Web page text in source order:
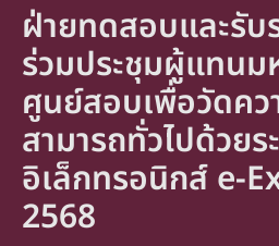
ฝ่ายทดสอบและรับ
ร่วมประชุมผู้แทนม
ศูนย์สอบเพื่อวัดคว
สามารถทั่วไปด้วยร
อิเล็กทรอนิกส์ e-
2568